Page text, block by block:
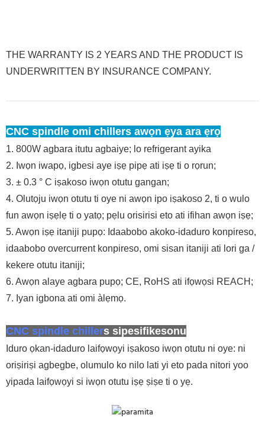
THE WARRANTY IS 2 YEARS AND THE PRODUCT IS
UNDERWRITTEN BY INSURANCE COMPANY.
CNC spindle omi chillers awọn ẹya ara ẹrọ
1. 800W agbara itutu agbaiye; lo refrigerant ayika
2. Iwọn iwapọ, igbesi aye iṣẹ pipẹ ati iṣẹ ti o rọrun;
3. ± 0.3 ° C iṣakoso iwọn otutu gangan;
4. Olutọju iwọn otutu ti oye ni awọn ipo iṣakoso 2, ti o wulo
fun awọn iṣẹlẹ ti o yatọ; pẹlu orisirisi eto ati ifihan awọn iṣẹ;
5. Awọn iṣẹ itaniji pupọ: Idaabobo akoko-idaduro konpireso,
idaabobo overcurrent konpireso, omi sisan itaniji ati lori ga /
kekere otutu itaniji;
6. Awọn alaye agbara pupọ; CE, RoHS ati ifọwọsi REACH;
7. Iyan igbona ati omi àlẹmọ.
CNC spindle chillers sipesifikesonu
Iduro ọkan-idaduro laifọwọyi iṣakoso iwọn otutu ni oye: ni
oriṣiriṣi agbegbe, olumulo ko nilo lati yi eto pada nitori yoo
yipada laifọwọyi si iwọn otutu iṣẹ ṣiṣe ti o yẹ.